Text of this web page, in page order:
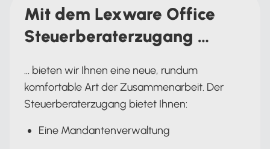
Mit dem Lexware Office
Steuerberaterzugang …
… bieten wir Ihnen eine neue, rundum
komfortable Art der Zusammenarbeit. Der
Steuerberaterzugang bietet Ihnen:
Eine Mandantenverwaltung